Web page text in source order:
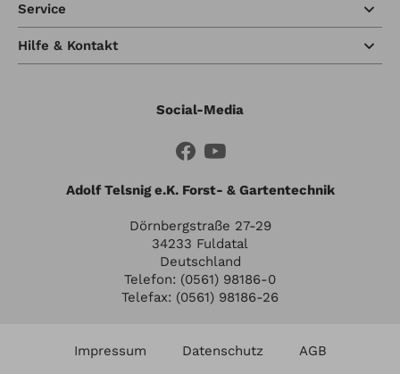
Service
Hilfe & Kontakt
Social-Media
Adolf Telsnig e.K. Forst- & Gartentechnik
Dörnbergstraße 27-29
34233 Fuldatal
Deutschland
Telefon: (0561) 98186-0
Telefax: (0561) 98186-26
Impressum Datenschutz AGB